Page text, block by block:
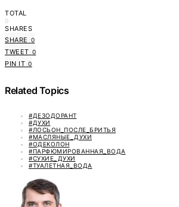
TOTAL
0
SHARES
SHARE 0
TWEET 0
PIN IT 0
Related Topics
#ДЕЗОДОРАНТ
#ДУХИ
#ЛОСЬОН_ПОСЛЕ_БРИТЬЯ
#МАСЛЯНЫЕ_ДУХИ
#ОДЕКОЛОН
#ПАРФЮМИРОВАННАЯ_ВОДА
#СУХИЕ_ДУХИ
#ТУАЛЕТНАЯ_ВОДА